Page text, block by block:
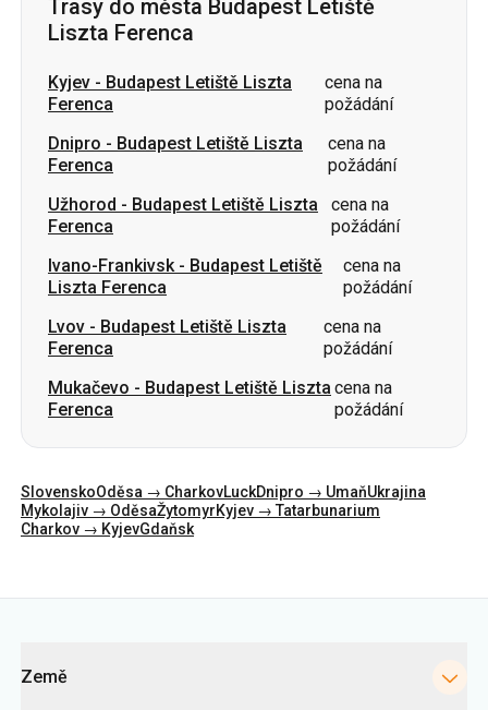
Dnipro-Budapest Letiště Liszta
Užhorod-Budapest Letiště Liszta
Ferenca
cena na
požádání
Ivano-Frankivsk-Budapest Letiště
Liszta Ferenca
cena na
požádání
Lvov-Budapest Letiště Liszta
Ferenca
cena na
požádání
Mukačevo-Budapest Letiště Liszta
Ferenca
cena na
požádání
SlovenskoOděsa → Charkov LuckDnipro → Umaň
Mykolajiv → OděsaŽytomyrKyjev → Tatarbunarium
Charkov → Kyjev
Kategorie